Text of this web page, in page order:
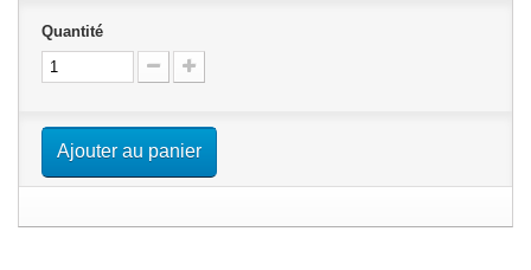
Quantité
Ajouter au panier